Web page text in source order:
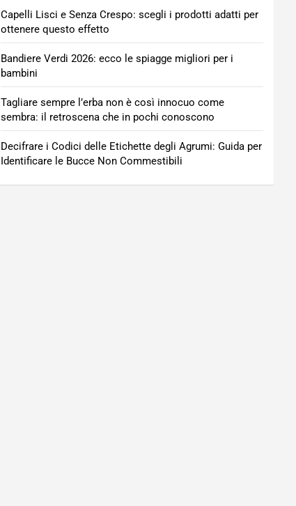
Capelli Lisci e Senza Crespo: scegli i prodotti adatti per
ottenere questo effetto
Bandiere Verdi 2026: ecco le spiagge migliori per i
bambini
Tagliare sempre l’erba non è così innocuo come
sembra: il retroscena che in pochi conoscono
Decifrare i Codici delle Etichette degli Agrumi: Guida per
Identificare le Bucce Non Commestibili